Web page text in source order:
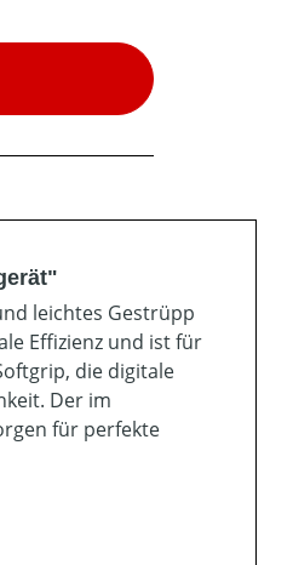
leichtes Gestrüpp
Effizienz und ist für
die digitale
Der im
für perfekte